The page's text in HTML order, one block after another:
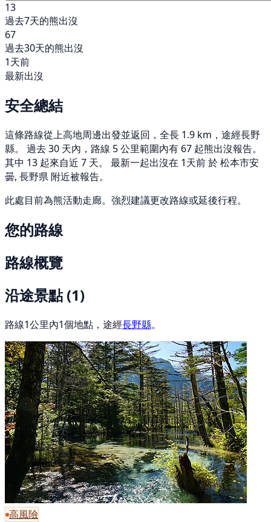
13
過去7天的熊出沒
67
過去30天的熊出沒
1天前
最新出沒
安全總結
這條路線從上高地周邊出發並返回，全長 1.9 km，途經長野
縣。 過去 30 天內，路線 5 公里範圍內有 67 起熊出沒報告。
其中 13 起來自近 7 天。 最新一起出沒在 1天前 於 松本市安
曇, 長野県 附近被報告。
此處目前為熊活動走廊。強烈建議更改路線或延後行程。
您的路線
路線概覽
沿途景點(1)
路線1公里內1個地點，途經長野縣。
高風險